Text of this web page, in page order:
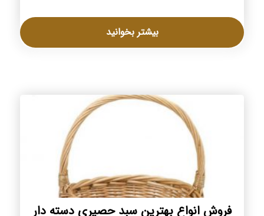
بیشتر بخوانید
فروش انواع بهترین سبد حصیری دسته دار